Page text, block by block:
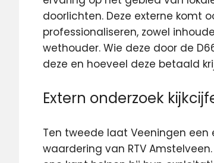
doorlichten. Deze externe komt
professionaliseren, zowel
wethouder. Wie deze door de
deze en hoeveel deze betaald
Extern onderzoek
Ten tweede laat Veeningen een
waardering van RTV